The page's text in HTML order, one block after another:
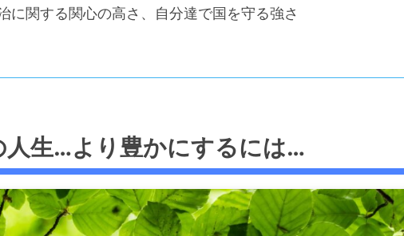
に関する関心の高さ、自分達で国を守る強さ
人生…より豊かにするには…